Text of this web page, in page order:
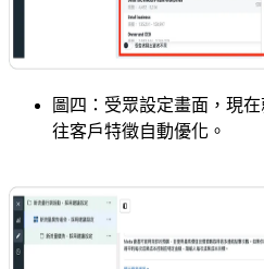
圖四：受眾設定畫面，現
往客戶特徵自動優化。